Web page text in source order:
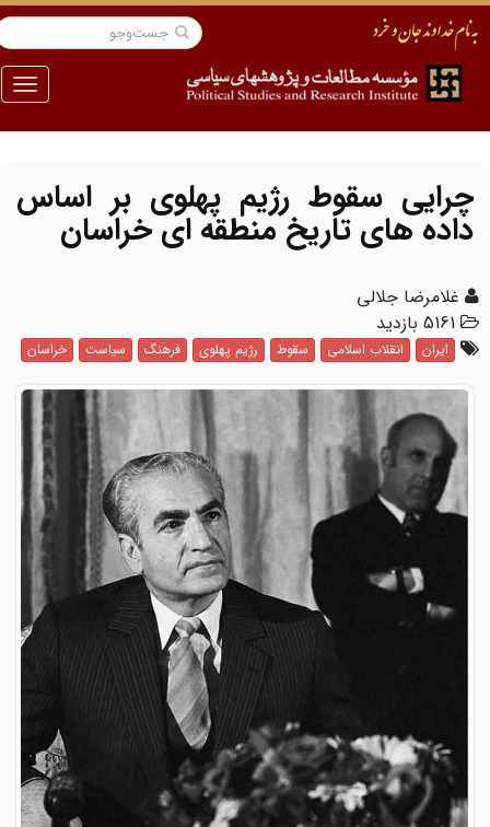
منو
چرایی سقوط رژیم پهلوی بر اساس
داده های تاریخ منطقه ای خراسان
غلامرضا جلالی
5161 بازدید
ایران انقلاب اسلامی سقوط رژیم پهلوی فرهنگ سیاست خراسان